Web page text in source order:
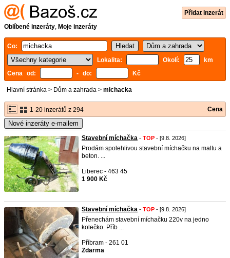
Přidat inzerát
Oblíbené inzeráty, Moje inzeráty
Co:
Lokalita:
Okolí:
km
Cena od:
- do: Kč
Hlavní stránka > Dům a zahrada > michacka
1-20 inzerátů z 294 Cena
Nové inzeráty e-mailem
Stavební míchačka - TOP - [9.8. 2026]
Prodám spolehlivou stavební míchačku na maltu a
beton. ...
Liberec - 463 45
1 900 Kč
Stavební míchačka - TOP - [9.8. 2026]
Přenechám stavební míchačku 220v na jedno
kolečko. Příb ...
Příbram - 261 01
Zdarma